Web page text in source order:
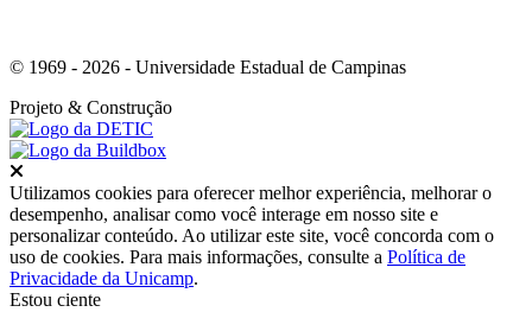
© 1969 - 2026 - Universidade Estadual de Campinas
Projeto & Construção
Utilizamos cookies para oferecer melhor experiência, melhorar o
desempenho, analisar como você interage em nosso site e
personalizar conteúdo. Ao utilizar este site, você concorda com o
uso de cookies. Para mais informações, consulte a Política de
Privacidade da Unicamp.
Estou ciente